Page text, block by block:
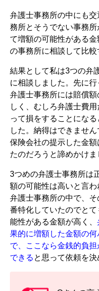
弁護士事務所の中にも
務所とそうでない事務
て増額の可能性がある
の事務所に相談して比較
結果として私は3つの弁
に相談しました。先に
弁護士事務所には賠償
しく、むしろ弁護士費
って損をすることになる
した。納得はできません
保険会社の提示した金額
たのだろうと諦めかけま
3つめの弁護士事務所は
額の可能性は高いと言
弁護士事務所の中で、
番特化していたのでと
能性がある金額が高く、
果的に増額した金額の
で、ここなら金銭的負
できる と思って依頼を決